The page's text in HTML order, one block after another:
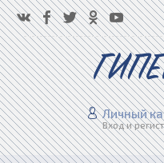
Личный
Вход и